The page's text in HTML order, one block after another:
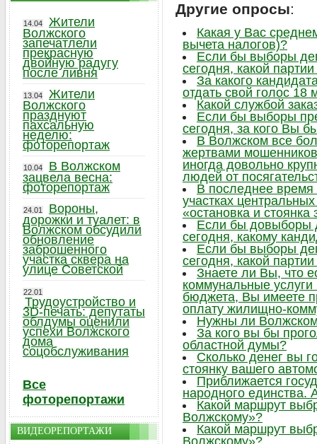
Другие опросы:
Какая у Вас
вычета налогов)?
Если бы выборы
сегодня, какой
За какого
отдать свой голос 18
Какой службой
Если бы выборы
сегодня, за кого Вы
В Волжском все
жертвами
иногда довольно
людей от
В последнее время
участках
«остановка и
Если бы довыборы
сегодня, какому
Если бы выборы
сегодня, какой
Знаете ли Вы, что
коммунальные
бюджета, Вы имеете
оплату жилищно-
Нужны ли
За кого вы бы
областной думы?
Сколько денег вы
стоянку вашего
Приближается
народного единства.
Какой маршрут
Волжскому»?
Какой маршрут
Волжскому»?
14.04
Жители
Волжского
запечатлели
прекрасную
двойную радугу
после ливня
13.04
Жители
Волжского
празднуют
пахсальную
неделю:
фоторепортаж
10.04
В Волжском
зацвела весна:
фоторепортаж
24.01
Вороны,
дорожки и туалет: в
Волжском обсудили
обновление
заброшенного
участка сквера на
улице Советской
22.01
Трудоустройство и
3D-печать: депутаты
облдумы оценили
успехи Волжского
дома
соцобслуживания
Все
фоторепортажи
ВИДЕОРЕПОРТАЖИ